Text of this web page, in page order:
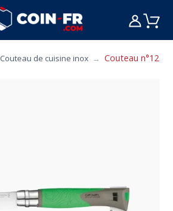
CUISINE MOBILIER
Couteau de cuisine inox Couteau n°12